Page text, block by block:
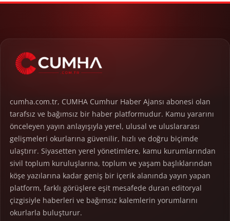
cumha.com.tr, CUMHA Cumhur Haber Ajansı abonesi olan
tarafsız ve bağımsız bir haber platformudur. Kamu yararını
önceleyen yayın anlayışıyla yerel, ulusal ve uluslararası
gelişmeleri okurlarına güvenilir, hızlı ve doğru biçimde
ulaştırır. Siyasetten yerel yönetimlere, kamu kurumlarından
sivil toplum kuruluşlarına, toplum ve yaşam başlıklarından
köşe yazılarına kadar geniş bir içerik alanında yayın yapan
platform, farklı görüşlere eşit mesafede duran editoryal
çizgisiyle haberleri ve bağımsız kalemlerin yorumlarını
okurlarla buluşturur.